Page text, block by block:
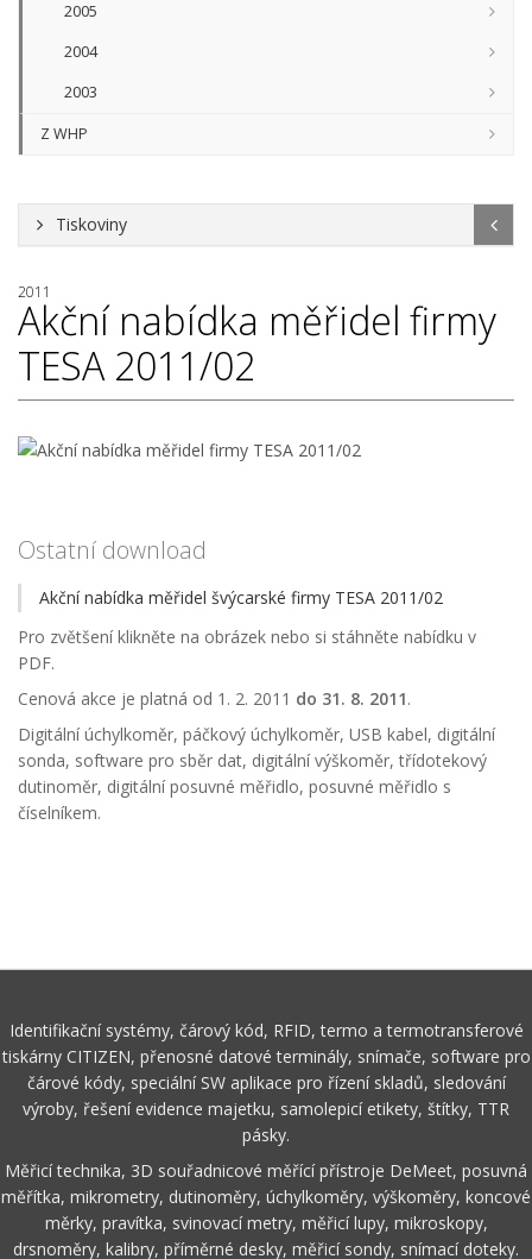
2005
2004
2003
Z WHP
Tiskoviny
2011
Akční nabídka měřidel firmy
TESA 2011/02
Ostatní download
Akční nabídka měřidel švýcarské firmy TESA 2011/02
Pro zvětšení klikněte na obrázek nebo si stáhněte nabídku v
PDF.
Cenová akce je platná od 1. 2. 2011 do 31. 8. 2011.
Digitální úchylkoměr, páčkový úchylkoměr, USB kabel, digitální
sonda, software pro sběr dat, digitální výškoměr, třídotekový
dutinoměr, digitální posuvné měřidlo, posuvné měřidlo s
číselníkem.
Identifikační systémy, čárový kód, RFID, termo a termotransferové
tiskárny CITIZEN, přenosné datové terminály, snímače, software pro
čárové kódy, speciální SW aplikace pro řízení skladů, sledování
výroby, řešení evidence majetku, samolepicí etikety, štítky, TTR
pásky.
Měřicí technika, 3D souřadnicové měřící přístroje DeMeet, posuvná
měřítka, mikrometry, dutinoměry, úchylkoměry, výškoměry, koncové
měrky, pravítka, svinovací metry, měřicí lupy, mikroskopy,
drsnoměry, kalibry, příměrné desky, měřicí sondy, snímací doteky.